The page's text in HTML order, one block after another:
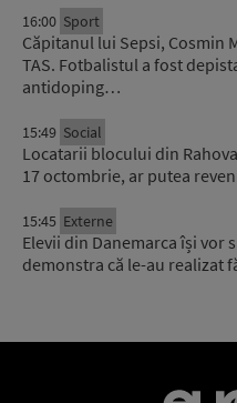
16:00 Sport
Căpitanul lui Sepsi, Cosmin
TAS. Fotbalistul a fost
antidoping…
15:49 Social
Locatarii blocului din
17 octombrie, ar putea
15:45 Externe
Elevii din Danemarca își vor
demonstra că le-au